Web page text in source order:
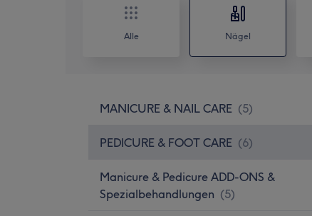
Alle Nägel
MANICURE & NAIL CARE (5)
PEDICURE & FOOT CARE (6)
Manicure & Pedicure ADD-ONS &
Spezialbehandlungen (5)